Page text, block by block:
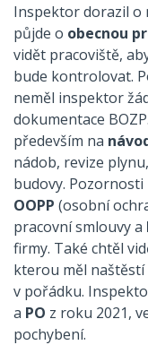
Inspektor dorazil o
půjde o obecnou
vidět pracoviště,
bude kontrolovat.
neměl inspektor
dokumentace
především na
nádob, revize
budovy.
OOPP (osobní
pracovní smlouvy a
firmy. Také chtěl
kterou měl
v pořádku.
a PO z roku 2021,
pochybení.